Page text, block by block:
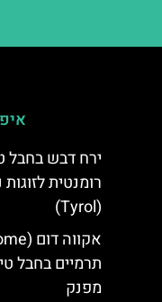
ירח דבש בחבל
רומנטית
(Tyrol)
תרמיים בחבל
מפנק